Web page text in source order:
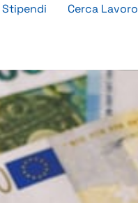
Stipendi Cerca Lavoro